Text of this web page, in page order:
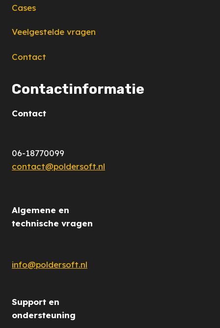
Cases
Veelgestelde vragen
Contact
Contactinformatie
Contact
06-18770099
contact@poldersoft.nl
Algemene en
technische vragen
info@poldersoft.nl
Support en
ondersteuning